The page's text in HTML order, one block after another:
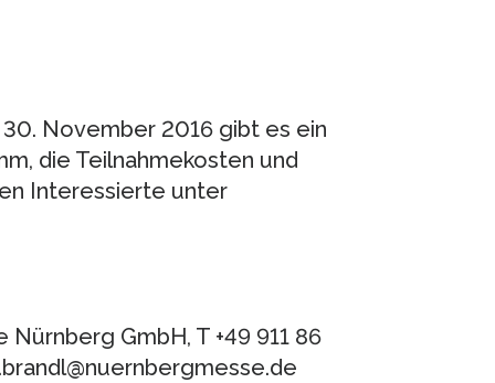
November 2016 gibt es ein
die Teilnahmekosten und
Interessierte unter
GmbH, T +49 911 86